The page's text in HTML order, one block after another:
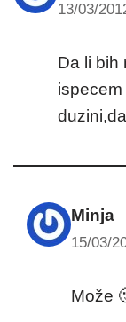
13/03/
Da li bih
Minja
15/03/
Može